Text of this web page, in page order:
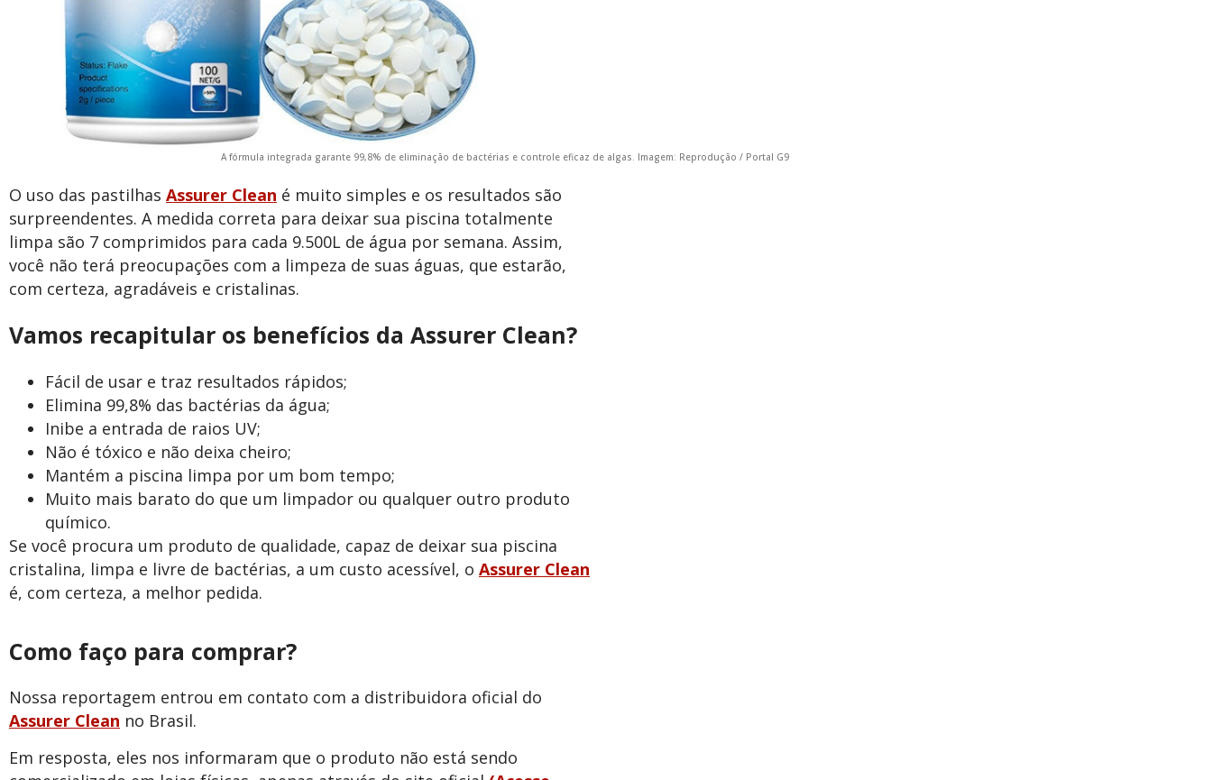
A fórmula integrada garante 99,8% de eliminação de bactérias e controle eficaz de algas. Imagem: Reprodução / Portal G9
O uso das pastilhas Assurer Clean é muito simples e os resultados são
surpreendentes. A medida correta para deixar sua piscina totalmente
limpa são 7 comprimidos para cada 9.500L de água por semana. Assim,
você não terá preocupações com a limpeza de suas águas, que estarão,
com certeza, agradáveis e cristalinas.
Vamos recapitular os benefícios da Assurer Clean?
Fácil de usar e traz resultados rápidos;
Elimina 99,8% das bactérias da água;
Inibe a entrada de raios UV;
Não é tóxico e não deixa cheiro;
Mantém a piscina limpa por um bom tempo;
Muito mais barato do que um limpador ou qualquer outro produto
químico.
Se você procura um produto de qualidade, capaz de deixar sua piscina
cristalina, limpa e livre de bactérias, a um custo acessível, o Assurer Clean
é, com certeza, a melhor pedida.
Como faço para comprar?
Nossa reportagem entrou em contato com a distribuidora oficial do
Assurer Clean no Brasil.
Em resposta, eles nos informaram que o produto não está sendo